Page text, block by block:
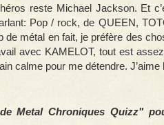
reste Michael Jackson. Et
Pop / rock, de QUEEN,
de métal en fait, je préfère des
avec KAMELOT, tout est
calme pour me détendre.
Metal Chroniques Quizz"